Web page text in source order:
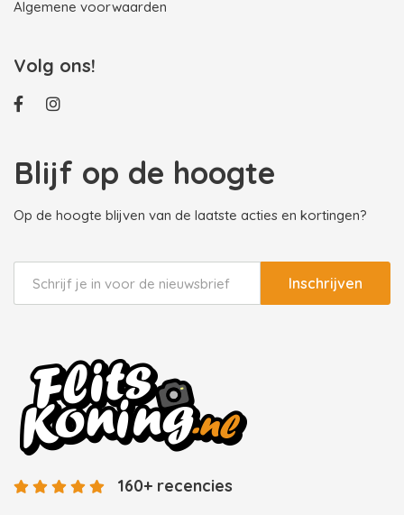
Algemene voorwaarden
Volg ons!
Blijf op de hoogte
Op de hoogte blijven van de laatste acties en kortingen?
Inschrijven
160+ recencies